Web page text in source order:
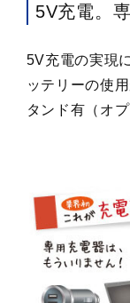
5V充電。
5V充電の実現
ッテリーの使
タンド有（オプ